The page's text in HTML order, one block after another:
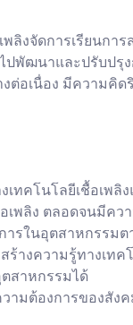
งจัดการเรียนกา
พัฒนาและปรับปรุ
อเนื่อง มีความคิ
คโนโลยีเชื้อเพลิ
พลิง ตลอดจนมีค
รในอุตสาหกรรม
างความรู้ทางเทค
สาหกรรมได้
มต้องการของสังค